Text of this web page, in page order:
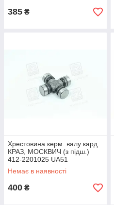
385 ₴
Хрестовина керм. валу кард.
КРАЗ, МОСКВИЧ (з підш.)
412-2201025 UA51
Немає в наявності
400 ₴